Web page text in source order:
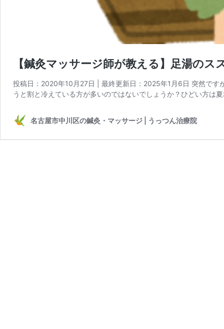
【鍼灸マッサージ師が教える】足湯のス
投稿日：2020年10月27日 | 最終更新日：2025年1月6日 突然です
うと割と冷えている方が多いのではないでしょうか？ひどい方は
名古屋市中川区の鍼灸・マッサージ | うっつん治療院